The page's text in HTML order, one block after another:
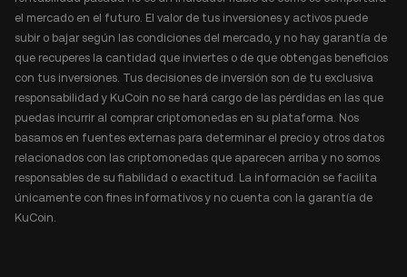
el mercado en el futuro. El valor de tus inversiones y activos puede
subir o bajar según las condiciones del mercado, y no hay garantía de
que recuperes la cantidad que inviertes o de que obtengas beneficios
con tus inversiones. Tus decisiones de inversión son de tu exclusiva
responsabilidad y KuCoin no se hará cargo de las pérdidas en las que
puedas incurrir al comprar criptomonedas en su plataforma. Nos
basamos en fuentes externas para determinar el precio y otros datos
relacionados con las criptomonedas que aparecen arriba y no somos
responsables de su fiabilidad o exactitud. La información se facilita
únicamente con fines informativos y no cuenta con la garantía de
KuCoin.